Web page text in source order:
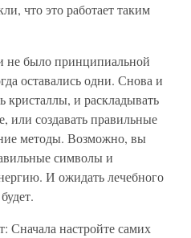
что это работает таким
не было принципиальной
оставались одни. Снова и
кристаллы, и раскладывать
или создавать правильные
методы. Возможно, вы
символы и
И ожидать лечебного
Сначала настройте самих